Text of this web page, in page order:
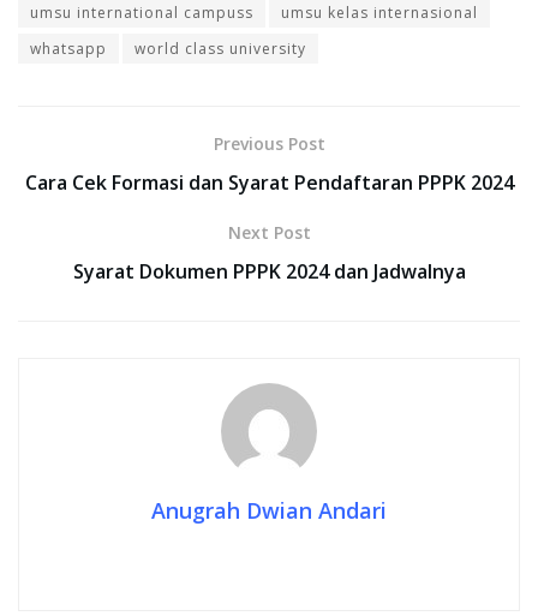
umsu international campuss
umsu kelas internasional
whatsapp
world class university
Previous Post
Cara Cek Formasi dan Syarat Pendaftaran PPPK 2024
Next Post
Syarat Dokumen PPPK 2024 dan Jadwalnya
Anugrah Dwian Andari